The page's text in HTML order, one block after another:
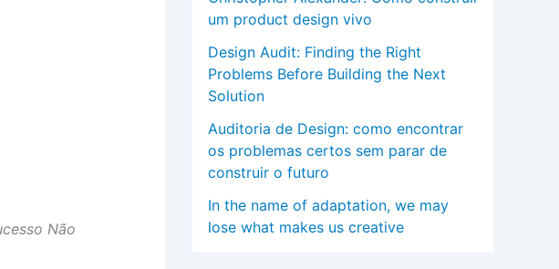
Não
um product design vivo
Design Audit: Finding the Right
Problems Before Building the Next
Solution
Auditoria de Design: como encontrar
os problemas certos sem parar de
construir o futuro
In the name of adaptation, we may
lose what makes us creative